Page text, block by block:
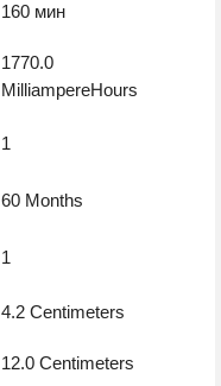
160 мин
1770.0
MilliampereHours
1
60 Months
1
4.2 Centimeters
12.0 Centimeters